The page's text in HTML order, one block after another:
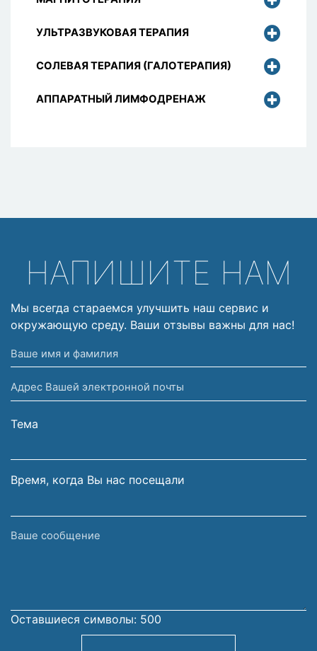
УЛЬТРАЗВУКОВАЯ ТЕРАПИЯ
СОЛЕВАЯ ТЕРАПИЯ (ГАЛОТЕРАПИЯ)
АППАРАТНЫЙ ЛИМФОДРЕНАЖ
НАПИШИТЕ НАМ
Мы всегда стараемся улучшить наш сервис и
окружающую среду. Ваши отзывы важны для нас!
Ваше
имя
и
фамилия
Адрес
Вашей
электронной
Тема
Время, когда Вы нас посещали
Ваше
Оставшиеся символы: 500